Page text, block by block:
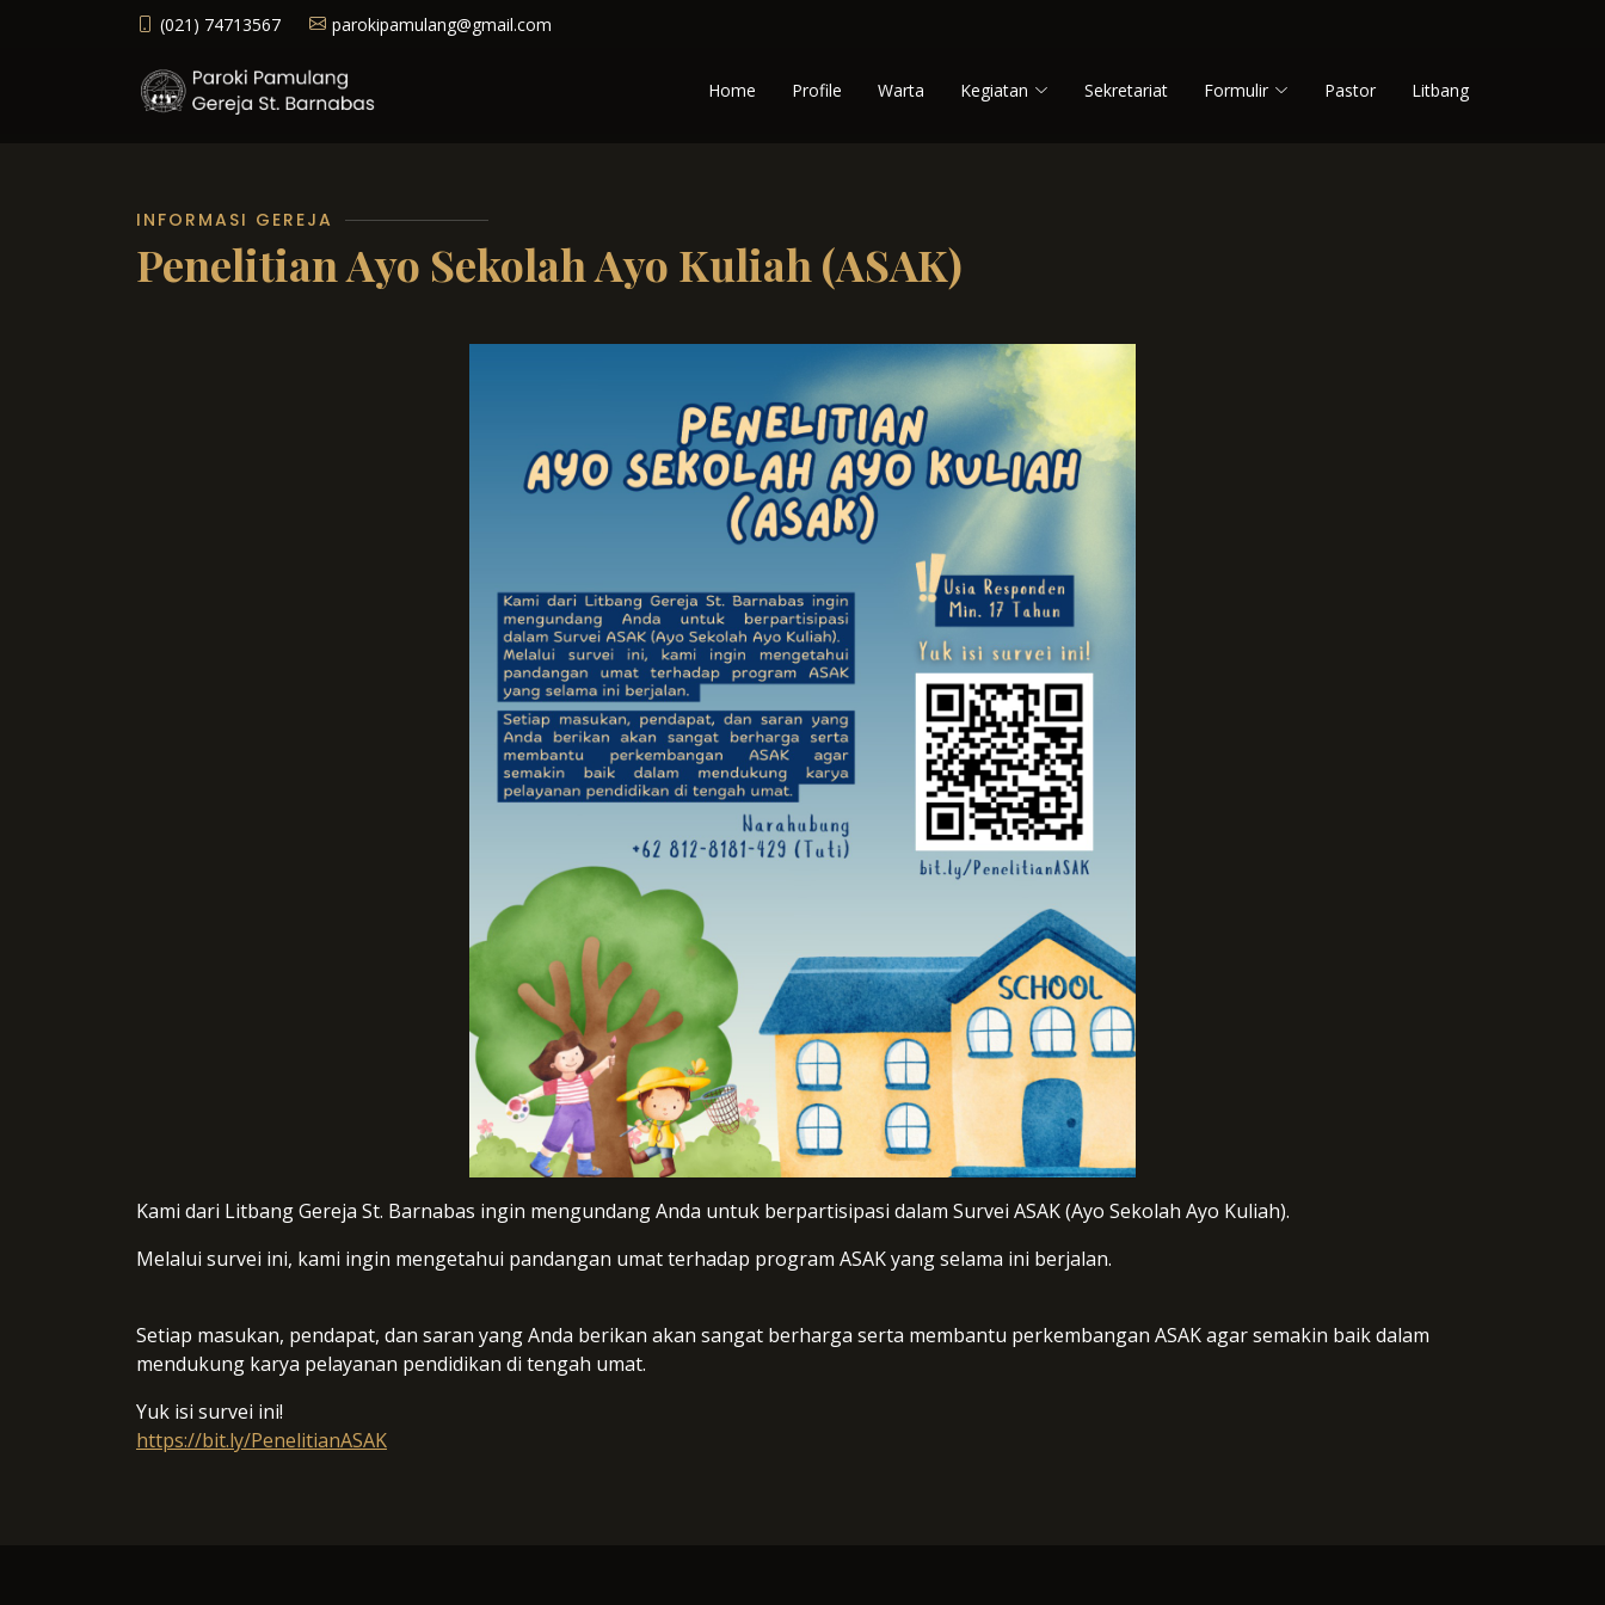
(021) 74713567 parokipamulang@gmail.com
Home Profile Warta Kegiatan Sekretariat Formulir Pastor Litbang
INFORMASI GEREJA
Penelitian Ayo Sekolah Ayo Kuliah (ASAK)
Kami dari Litbang Gereja St. Barnabas ingin mengundang Anda untuk berpartisipasi dalam Survei ASAK (Ayo Sekolah Ayo Kuliah).
Melalui survei ini, kami ingin mengetahui pandangan umat terhadap program ASAK yang selama ini berjalan.
Setiap masukan, pendapat, dan saran yang Anda berikan akan sangat berharga serta membantu perkembangan ASAK agar semakin baik dalam
mendukung karya pelayanan pendidikan di tengah umat.
Yuk isi survei ini!
https://bit.ly/PenelitianASAK